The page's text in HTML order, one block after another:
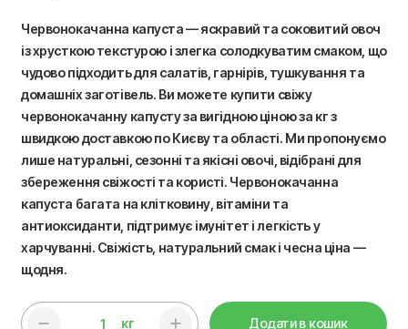
Червонокачанна капуста — яскравий та соковитий овоч
із хрусткою текстурою і злегка солодкуватим смаком, що
чудово підходить для салатів, гарнірів, тушкування та
домашніх заготівель. Ви можете купити свіжу
червонокачанну капусту за вигідною ціною за кг з
швидкою доставкою по Києву та області. Ми пропонуємо
лише натуральні, сезонні та якісні овочі, відібрані для
збереження свіжості та користі. Червонокачанна
капуста багата на клітковину, вітаміни та
антиоксиданти, підтримує імунітет і легкість у
харчуванні. Свіжість, натуральний смак і чесна ціна —
щодня.
кг Додати в кошик